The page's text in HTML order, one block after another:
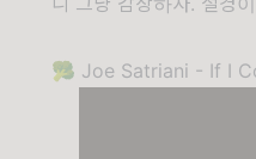
🥦 Joe Satriani - If I